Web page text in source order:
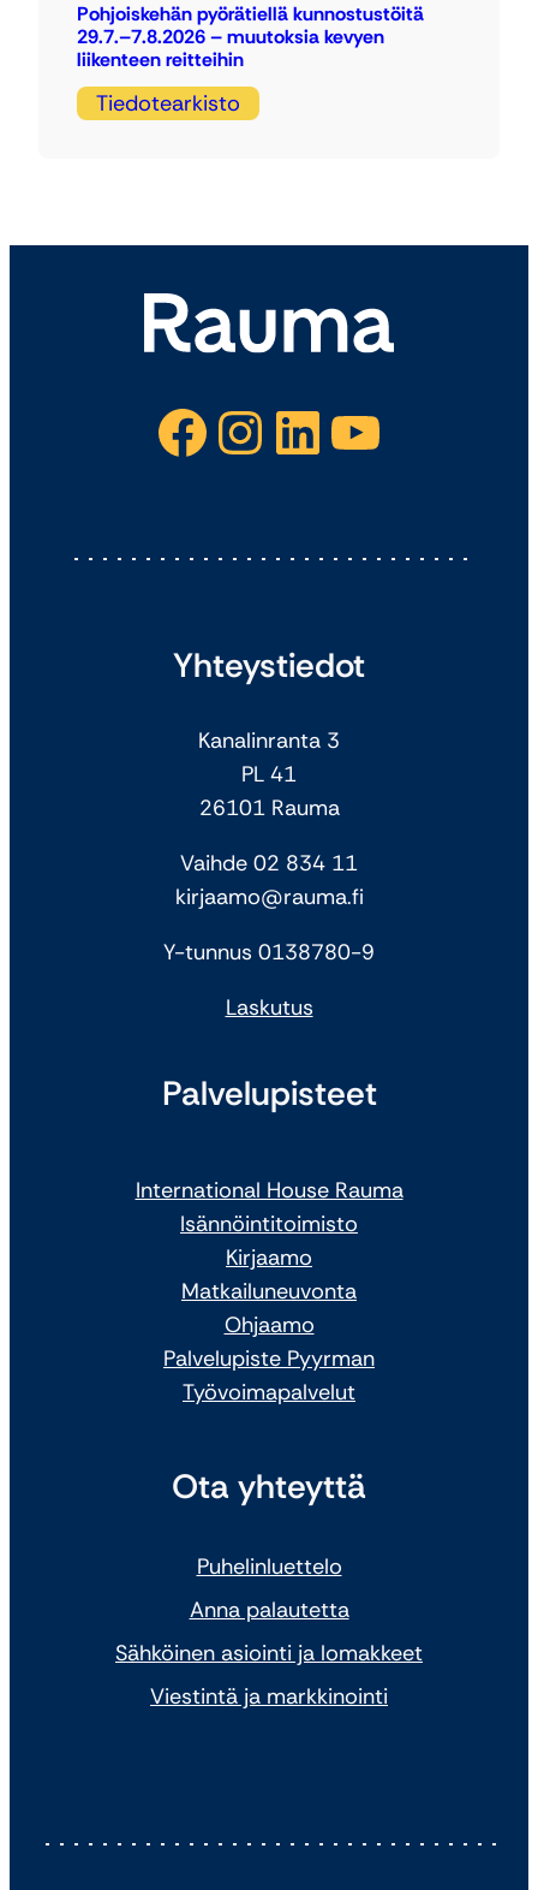
Pohjoiskehän pyörätiellä kunnostustöitä
29.7.–7.8.2026 – muutoksia kevyen
liikenteen reitteihin
Tiedotearkisto
Facebook Instagram LinkedIn YouTube
Yhteystiedot
Kanalinranta 3
PL 41
26101 Rauma
Vaihde 02 834 11
kirjaamo@rauma.fi
Y-tunnus 0138780-9
Laskutus
Palvelupisteet
International House Rauma
Isännöintitoimisto
Kirjaamo
Matkailuneuvonta
Ohjaamo
Palvelupiste Pyyrman
Työvoimapalvelut
Ota yhteyttä
Puhelinluettelo
Anna palautetta
Sähköinen asiointi ja lomakkeet
Viestintä ja markkinointi